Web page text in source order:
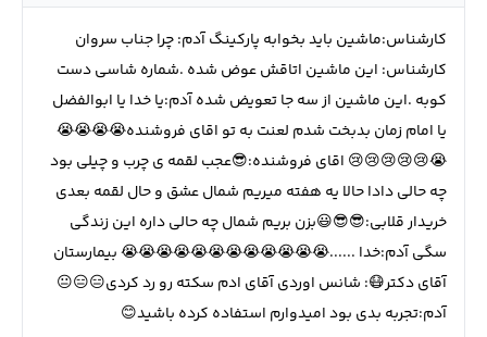
کارشناس:ماشین باید بخوابه پارکینگ آدم: چرا جناب سروان
کارشناس: این ماشین اتاقش عوض شده .شماره شاسی دست
کوبه .این ماشین از سه جا تعویض شده آدم:یا خدا یا ابوالفضل
یا امام زمان بدبخت شدم لعنت به تو اقای فروشنده😭😭😭😭
😭😢😢😢😢😢 اقای فروشنده:😎عجب لقمه ی چرب و چیلی بود
چه حالی دادا حالا یه هفته میریم شمال عشق و حال لقمه بعدی
خریدار قلابی:😎😎😃بزن بریم شمال چه حالی داره این زندگی
سگی آدم:خدا ......😭😭😭😭😭😭😭😭😭😭😭😭 بیمارستان
آقای دکتر😷: شانس اوردی آقای ادم سکته رو رد کردی😑😑😐
آدم:تجربه بدی بود امیدوارم استفاده کرده باشید😊